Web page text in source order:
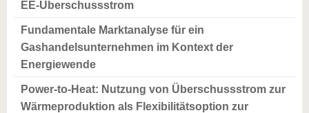
EE-Überschussstrom
Fundamentale Marktanalyse für ein
Gashandelsunternehmen im Kontext der
Energiewende
Power-to-Heat: Nutzung von Überschussstrom zur
Wärmeproduktion als Flexibilitätsoption zur